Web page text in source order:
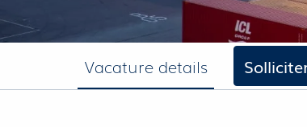
Vacature details